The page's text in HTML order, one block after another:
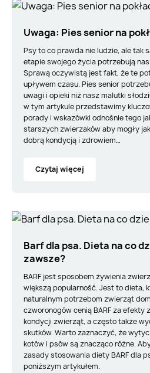
Uwaga: Pies senior na
Psy to co prawda nie ludzie, ale tak
etapie swojego życia potrzebują
Sprawą oczywistą jest fakt, że te
upływem czasu. Pies senior
uwagi i opieki niż nasz malutki
w tym artykule przedstawimy
porady i wskazówki odnośnie tego
starszych zwierzaków aby mogły
dobrą kondycją i zdrowiem…
Czytaj więcej
Barf dla psa. Dieta na co
zawsze?
BARF jest sposobem żywienia
większą popularność. Jest to dieta,
naturalnym potrzebom zwierząt
czworonogów cenią BARF za efekty
kondycji zwierząt, a często także
skutków. Warto zaznaczyć, że
kotów i psów są znacząco różne.
zasady stosowania diety BARF dla
poniższym artykułem.